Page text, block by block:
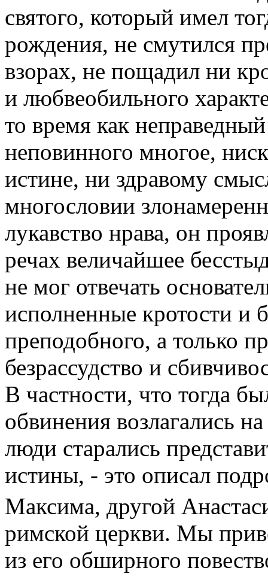
святого, который имел
рождения, не смутился
взорах, не пощадил ни
и любвеобильного
то время как
неповинного многое,
истине, ни здравому
многословии
лукавство нрава, он
речах величайшее
не мог отвечать
исполненные кротости и
преподобного, а только
безрассудство и
В частности, что тогда
обвинения возлагались
люди старались
истины, - это описал
Максима, другой
римской церкви. Мы
из его обширного